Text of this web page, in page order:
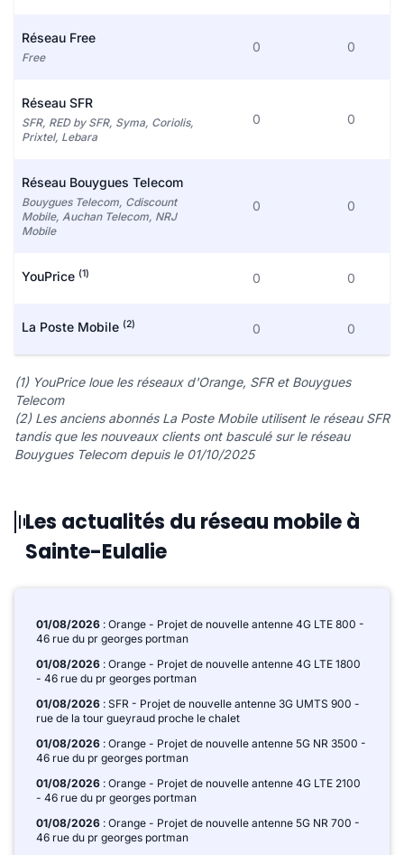
Réseau Free
Free
0 0
Réseau SFR
SFR, RED by SFR, Syma, Coriolis,
Prixtel, Lebara
0 0
Réseau Bouygues Telecom
Bouygues Telecom, Cdiscount
Mobile, Auchan Telecom, NRJ
Mobile
0 0
YouPrice (1) 0 0
La Poste Mobile (2) 0 0
(1) YouPrice loue les réseaux d'Orange, SFR et Bouygues
Telecom
(2) Les anciens abonnés La Poste Mobile utilisent le réseau SFR
tandis que les nouveaux clients ont basculé sur le réseau
Bouygues Telecom depuis le 01/10/2025
Les actualités du réseau mobile à
Sainte-Eulalie
01/08/2026 : Orange - Projet de nouvelle antenne 4G LTE 800 -
46 rue du pr georges portman
01/08/2026 : Orange - Projet de nouvelle antenne 4G LTE 1800
- 46 rue du pr georges portman
01/08/2026 : SFR - Projet de nouvelle antenne 3G UMTS 900 -
rue de la tour gueyraud proche le chalet
01/08/2026 : Orange - Projet de nouvelle antenne 5G NR 3500 -
46 rue du pr georges portman
01/08/2026 : Orange - Projet de nouvelle antenne 4G LTE 2100
- 46 rue du pr georges portman
01/08/2026 : Orange - Projet de nouvelle antenne 5G NR 700 -
46 rue du pr georges portman